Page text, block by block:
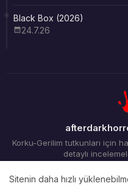
Black Box (2026)
24.7.26
Korku-Gerilim tutkunları için
detaylı
Sitenin daha hızlı